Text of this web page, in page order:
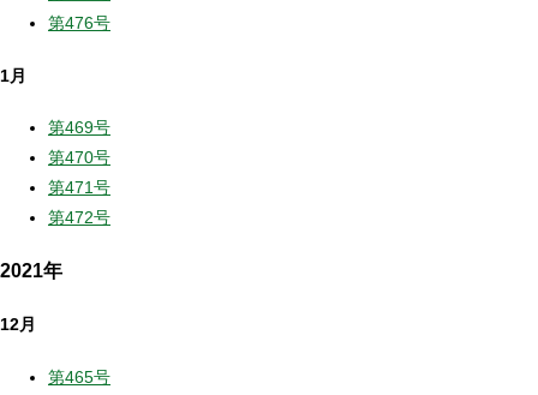
第476号
1月
第469号
第470号
第471号
第472号
2021年
12月
第465号